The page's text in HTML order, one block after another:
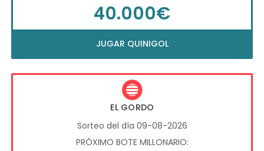
40.000€
JUGAR QUINIGOL
EL GORDO
Sorteo del día 09-08-2026
PRÓXIMO BOTE MILLONARIO: